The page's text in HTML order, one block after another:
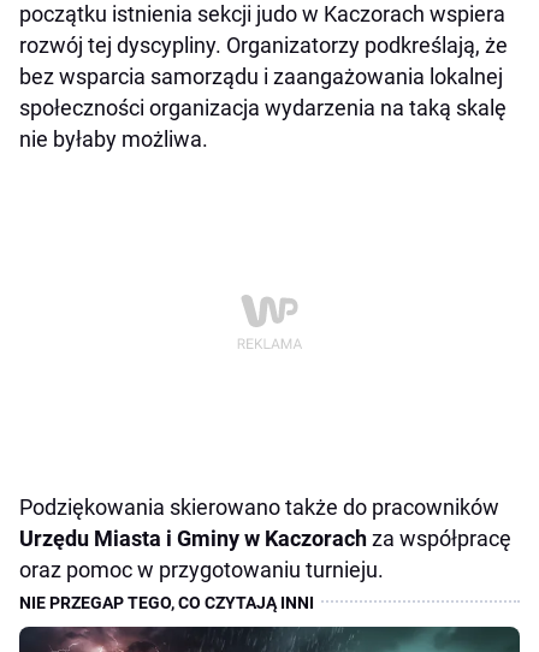
początku istnienia sekcji judo w Kaczorach wspiera
rozwój tej dyscypliny. Organizatorzy podkreślają, że
bez wsparcia samorządu i zaangażowania lokalnej
społeczności organizacja wydarzenia na taką skalę
nie byłaby możliwa.
Podziękowania skierowano także do pracowników
Urzędu Miasta i Gminy w Kaczorachza współpracę
oraz pomoc w przygotowaniu turnieju.